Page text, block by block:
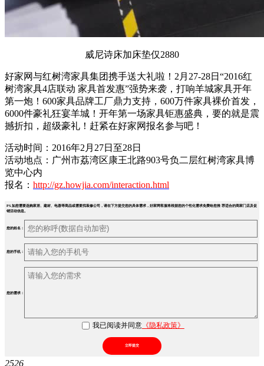
威尼诗床加床垫仅2880
好家网与红树湾家具集团携手送大礼啦！2月27-28日“2016红
树湾家具4店联动 家具首发惠”强势来袭，打响羊城家具开年
第一炮！600家具品牌工厂鼎力支持，600万件家具裸价首发，
6000件豪礼狂宴羊城！开年第一场家具钜惠盛典，要的就是震
撼折扣，超级豪礼！赶紧在好家网报名参与吧！
活动时间：2016年2月27日至28日
活动地点：广州市荔湾区康王北路903号负二层红树湾家具博
览中心内
报名： http://gz.howjia.com/interaction.html
PS.如您需要选购家居、建材、电器等商品或需要找装修公司，请在下方提交您的具体需求，好家网客服将根据您的个性化需求免费给您推 荐适合的商家门店及促
销活动信息。
您的姓名：
您的手机：
您的需求：
我已阅读并同意《隐私政策》
立即提交
2526